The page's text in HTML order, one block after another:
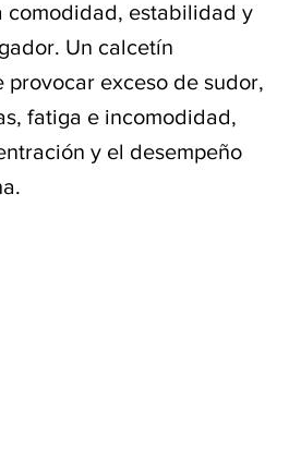
comodidad, estabilidad y
Un calcetín
exceso de sudor,
fatiga e incomodidad,
y el desempeño